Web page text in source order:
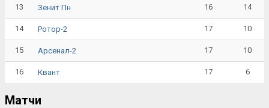
13 Зенит Пн 16 14
14 Ротор-2 17 10
15 Арсенал-2 17 10
16 Квант 17 6
Матчи